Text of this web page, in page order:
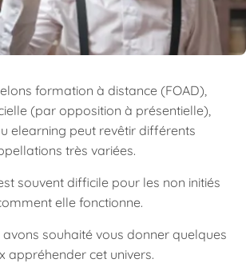
formation à distance (FOAD),
(par opposition à présentielle),
elearning peut revêtir différents
très variées.
souvent difficile pour les non initiés
elle fonctionne.
avons souhaité vous donner quelques
appréhender cet univers.